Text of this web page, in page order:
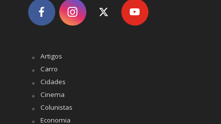
Artigos
Carro
Cidades
Cinema
Colunistas
Economia